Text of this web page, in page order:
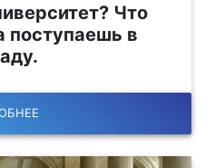
Что
поступаешь в